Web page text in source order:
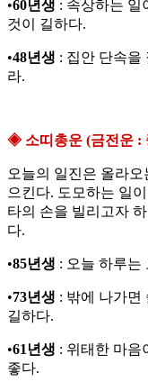
•60년생 : 속상하는 일
것이 길하다.
•48년생 : 집안 단속을
라.
◈ 소띠총운 (금전운 :
오늘의 일진은 올라
으킨다. 도모하는 일
타의 손을 빌리고자
다.
•85년생 : 오늘 하루는
•73년생 : 밖에 나가면
길하다.
•61년생 : 위태한 마음
좋다.